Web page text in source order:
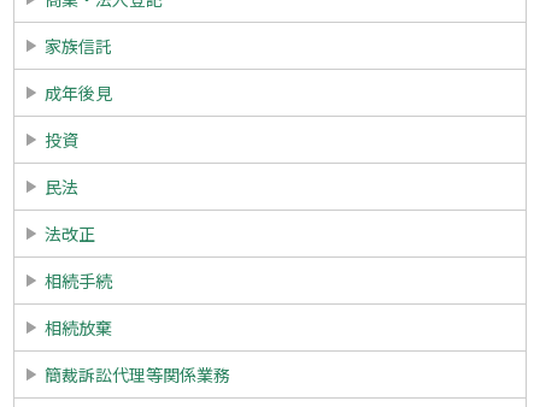
家族信託
成年後見
投資
民法
法改正
相続手続
相続放棄
簡裁訴訟代理等関係業務